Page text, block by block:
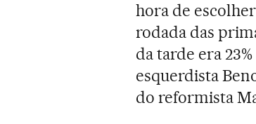
hora de
rodada das
da tarde era
esquerdista
do reformista